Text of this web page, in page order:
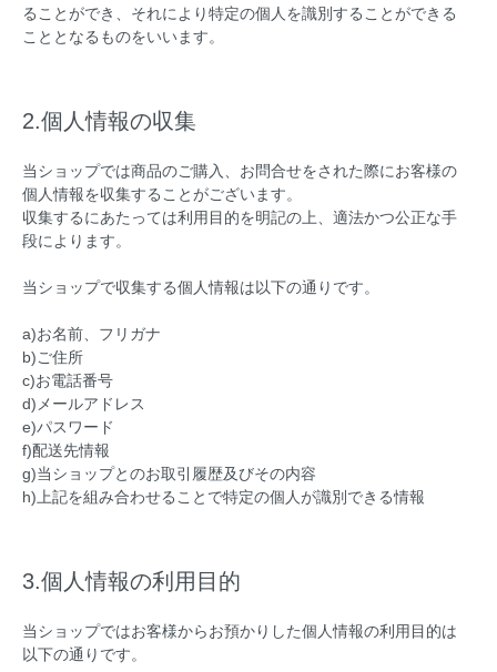
ることができ、それにより特定の個人を識別することができる
こととなるものをいいます。
2.個人情報の収集
当ショップでは商品のご購入、お問合せをされた際にお客様の
個人情報を収集することがございます。
収集するにあたっては利用目的を明記の上、適法かつ公正な手
段によります。
当ショップで収集する個人情報は以下の通りです。
a)お名前、フリガナ
b)ご住所
c)お電話番号
d)メールアドレス
e)パスワード
f)配送先情報
g)当ショップとのお取引履歴及びその内容
h)上記を組み合わせることで特定の個人が識別できる情報
3.個人情報の利用目的
当ショップではお客様からお預かりした個人情報の利用目的は
以下の通りです。